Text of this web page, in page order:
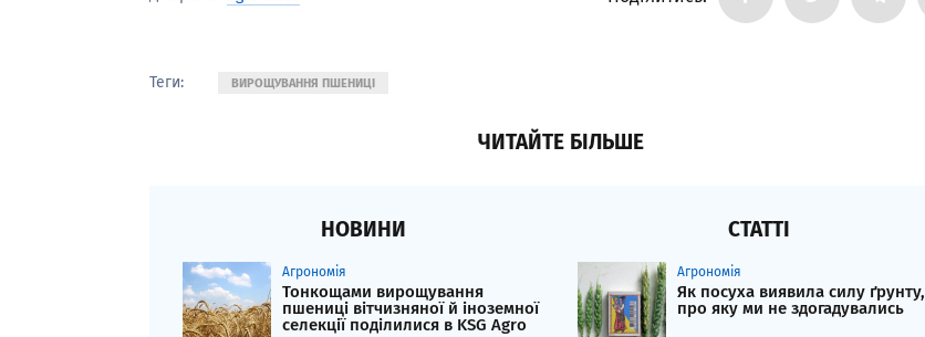
Теги: ВИРОЩУВАННЯ ПШЕНИЦІ
ЧИТАЙТЕ БІЛЬШЕ
НОВИНИ
Агрономія
Тонкощами вирощування
пшениці вітчизняної й іноземної
селекції поділилися в KSG Agro
СТАТТІ
Агрономія
Як посуха виявила силу ґрунту,
про яку ми не здогадувались